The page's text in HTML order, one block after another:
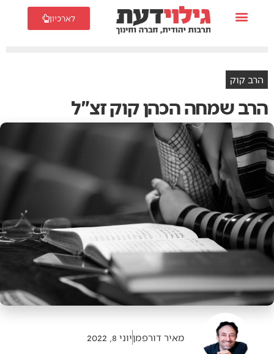
לארכיון
הרב קוק
הרב שמחה הכהן קוק זצ"ל
מאיר דורפמןיוני 8, 2022